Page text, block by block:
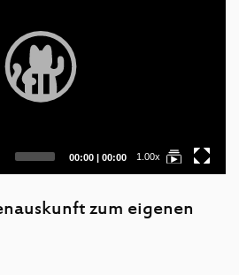
Current
00:00 | Total
00:00 1.00x
zum eigenen